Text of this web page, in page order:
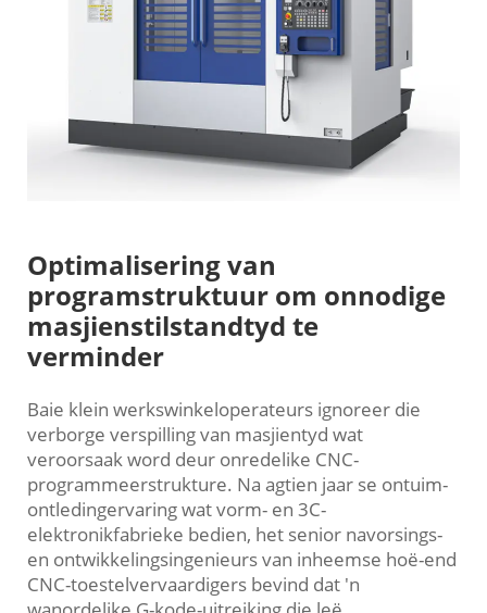
Optimalisering van
programstruktuur om onnodige
masjienstilstandtyd te
verminder
Baie klein werkswinkeloperateurs ignoreer die
verborge verspilling van masjientyd wat
veroorsaak word deur onredelike CNC-
programmeerstrukture. Na agtien jaar se ontuim-
ontledingervaring wat vorm- en 3C-
elektronikfabrieke bedien, het senior navorsings-
en ontwikkelingsingenieurs van inheemse hoë-end
CNC-toestelvervaardigers bevind dat 'n